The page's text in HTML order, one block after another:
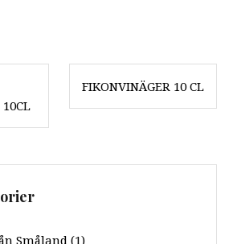
FIKONVINÄGER 10 CL
Småland(1)